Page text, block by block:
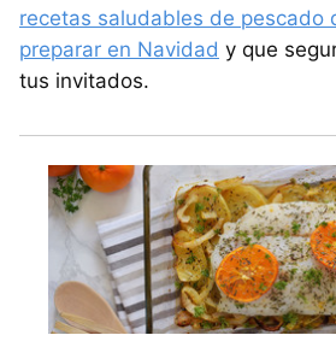
recetas saludables de pescado
preparar en Navidad y que
tus invitados.